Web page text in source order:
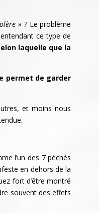
» ? Le problème
ce type de
laquelle que la
permet de garder
et moins nous
l’un des 7 péchés
en dehors de la
fort d’être montré
souvent des effets